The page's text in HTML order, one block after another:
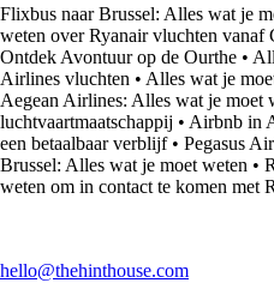
Flixbus naar Brussel: Alles wat je
weten over Ryanair vluchten vanaf
Ontdek Avontuur op de Ourthe •
Airlines vluchten • Alles wat je
Aegean Airlines: Alles wat je moet
luchtvaartmaatschappij • Airbnb in
een betaalbaar verblijf• Pegasus
Brussel: Alles wat je moet weten •
weten om in contact te komen met
hello@thehinthouse.com